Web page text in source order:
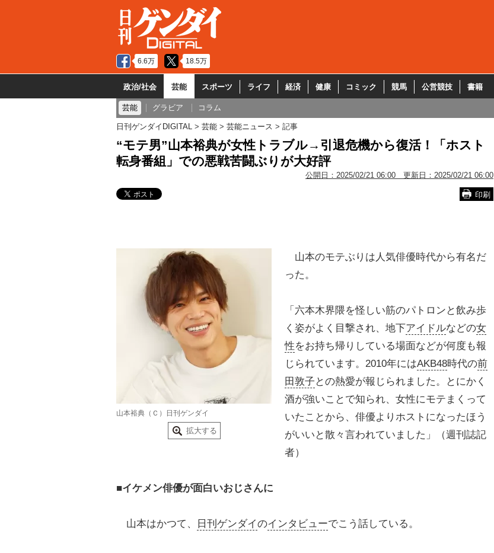
6.6万 18.5万
政治/社会 芸能 スポーツ ライフ 経済 健康 コミック 競馬 公営競技 書籍
芸能 グラビア コラム
日刊ゲンダイDIGITAL 芸能 芸能ニュース 記事
“モテ男”山本裕典が女性トラブル→引退危機から復活！「ホスト
転身番組」での悪戦苦闘ぶりが大好評
公開日： 2025/02/21 06:00 更新日： 2025/02/21 06:00
印刷
山本裕典（Ｃ）日刊ゲンダイ
拡大する
山本のモテぶりは人気俳優時代から有名だ
った。
「六本木界隈を怪しい筋のパトロンと飲み歩
く姿がよく目撃され、地下アイドルなどの女
性をお持ち帰りしている場面などが何度も報
じられています。2010年にはAKB48時代の前
田敦子 との熱愛が報じられました。とにかく
酒が強いことで知られ、女性にモテまくって
いたことから、俳優よりホストになったほう
がいいと散々言われていました」（週刊誌記
者）
■イケメン俳優が面白いおじさんに
山本はかつて、 日刊ゲンダイのインタビューでこう話している。